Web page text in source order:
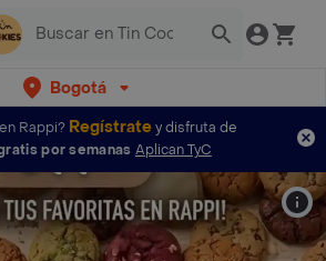
Bogotá
Rappi? Regístratey disfruta de
por semanas Aplican TyC